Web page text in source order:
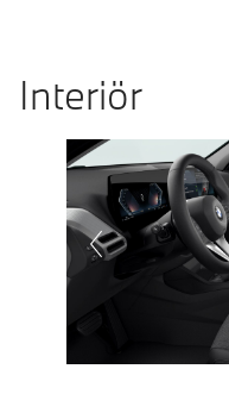
Interiör
Prevoius